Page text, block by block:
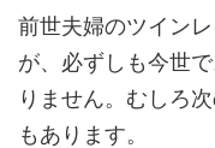
前世夫婦のツイン
が、必ずしも今世
りません。むしろ
もあります。